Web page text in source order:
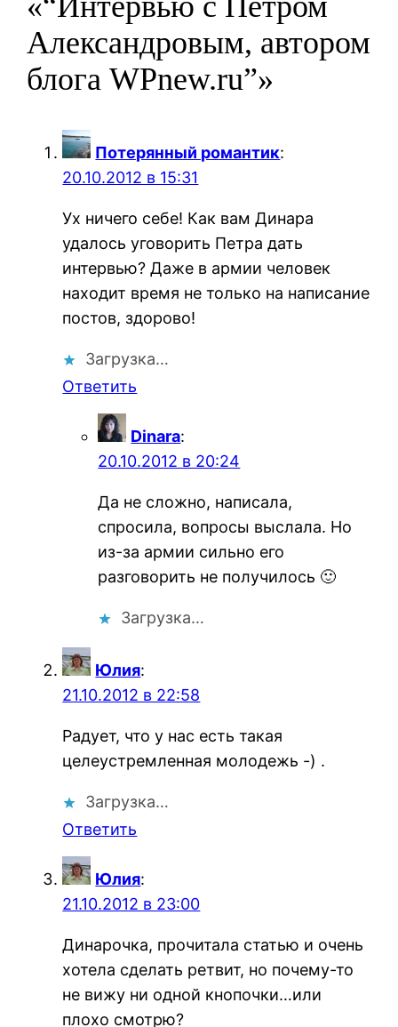
Александровым, автором
блога WPnew.ru”»
Потерянный романтик:
20.10.2012 в 15:31
Ух ничего себе! Как вам Динара
удалось уговорить Петра дать
интервью? Даже в армии человек
находит время не только на написание
постов, здорово!
Загрузка…
Ответить
Dinara:
20.10.2012 в 20:24
Да не сложно, написала,
спросила, вопросы выслала. Но
из-за армии сильно его
разговорить не получилось 🙂
Загрузка…
Юлия:
21.10.2012 в 22:58
Радует, что у нас есть такая
целеустремленная молодежь -) .
Загрузка…
Ответить
Юлия:
21.10.2012 в 23:00
Динарочка, прочитала статью и очень
хотела сделать ретвит, но почему-то
не вижу ни одной кнопочки…или
плохо смотрю?